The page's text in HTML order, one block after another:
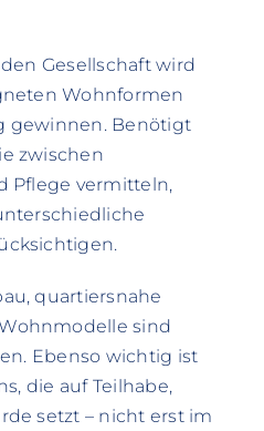
Gesellschaft wird
Wohnformen
gewinnen. Benötigt
zwischen
Pflege vermitteln,
quartiersnahe
sind
Ebenso wichtig ist
die auf Teilhabe,
setzt – nicht erst im